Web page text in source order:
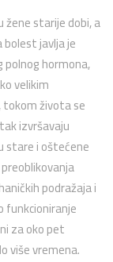
starije dobi, a
bolest javlja je
hormona,
velikim
života se
izvršavaju
stare i oštećene
podražaja i
funkcioniranje
za oko pet
više vremena.